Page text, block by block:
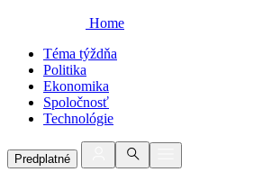
Home
Téma týždňa
Politika
Ekonomika
Spoločnosť
Technológie
Predplatné